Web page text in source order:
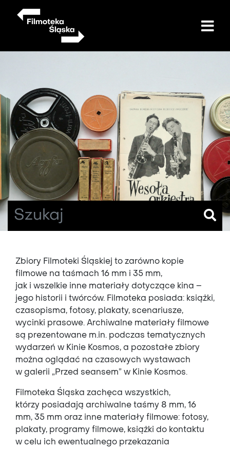
Zbiory Filmoteki Śląskiej to zarówno kopie
filmowe na taśmach 16 mm i 35 mm,
jak i wszelkie inne materiały dotyczące kina –
jego historii i twórców. Filmoteka posiada: książki,
czasopisma, fotosy, plakaty, scenariusze,
wycinki prasowe. Archiwalne materiały filmowe
są prezentowane m.in. podczas tematycznych
wydarzeń w Kinie Kosmos, a pozostałe zbiory
można oglądać na czasowych wystawach
w galerii „Przed seansem” w Kinie Kosmos.
Filmoteka Śląska zachęca wszystkich,
którzy posiadają archiwalne taśmy 8 mm, 16
mm, 35 mm oraz inne materiały filmowe: fotosy,
plakaty, programy filmowe, książki do kontaktu
w celu ich ewentualnego przekazania